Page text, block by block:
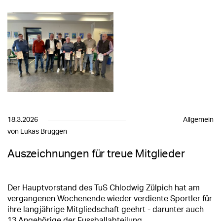
18.3.2026
Allgemein
von Lukas Brüggen
Auszeichnungen für treue Mitglieder
Der Hauptvorstand des TuS Chlodwig Zülpich hat am
vergangenen Wochenende wieder verdiente Sportler für
ihre langjährige Mitgliedschaft geehrt - darunter auch